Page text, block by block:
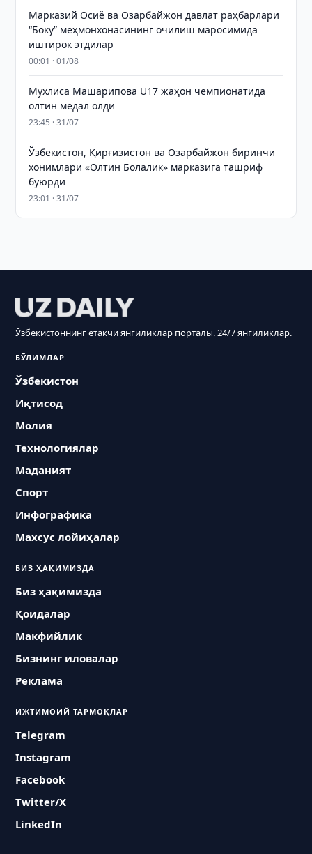
Марказий Осиё ва Озарбайжон давлат раҳбарлари
“Боку” меҳмонхонасининг очилиш маросимида
иштирок этдилар
00:01 · 01/08
Мухлиса Машарипова U17 жаҳон чемпионатида
олтин медал олди
23:45 · 31/07
Ўзбекистон, Қирғизистон ва Озарбайжон биринчи
хонимлари «Олтин Болалик» марказига ташриф
буюрди
23:01 · 31/07
Ўзбекистоннинг етакчи янгиликлар порталы. 24/7 янгиликлар.
БЎЛИМЛАР
Ўзбекистон
Иқтисод
Молия
Технологиялар
Маданият
Спорт
Инфографика
Махсус лойиҳалар
БИЗ ҲАҚИМИЗДА
Биз ҳақимизда
Қоидалар
Макфийлик
Бизнинг иловалар
Реклама
ИЖТИМОИЙ ТАРМОҚЛАР
Telegram
Instagram
Facebook
Twitter/X
LinkedIn